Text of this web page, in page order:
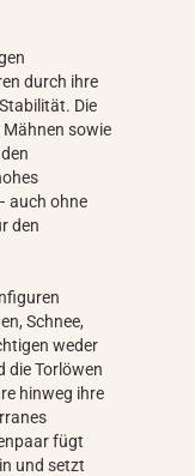
durch ihre
Die
sowie
auch ohne
den
Schnee,
weder
die Torlöwen
hinweg ihre
fügt
und setzt